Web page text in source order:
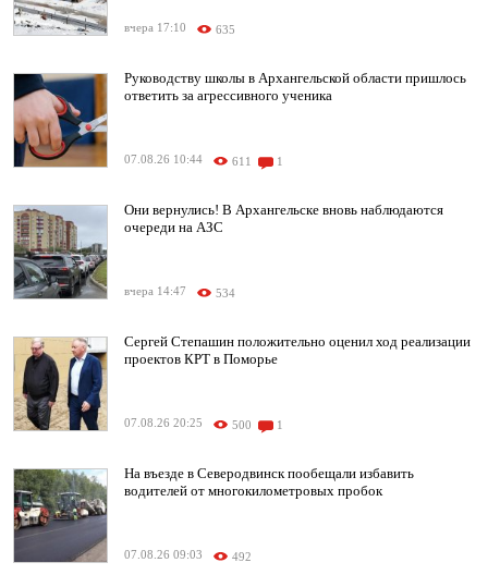
вчера 17:10 635
Руководству школы в Архангельской области пришлось
ответить за агрессивного ученика
07.08.26 10:44 611 1
Они вернулись! В Архангельске вновь наблюдаются
очереди на АЗС
вчера 14:47 534
Сергей Степашин положительно оценил ход реализации
проектов КРТ в Поморье
07.08.26 20:25 500 1
На въезде в Северодвинск пообещали избавить
водителей от многокилометровых пробок
07.08.26 09:03 492